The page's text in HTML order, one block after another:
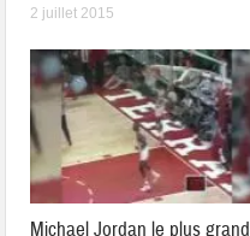
2 juillet 2015
Michael Jordan le plus grand